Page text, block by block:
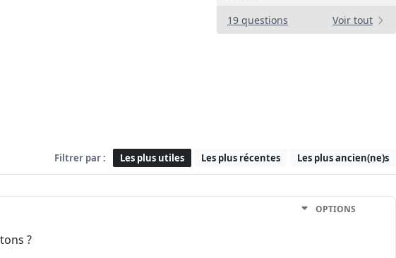
19 questions Voir tout
Filtrer par : Les plus utiles Les plus récentes Les plus ancien(ne)s
OPTIONS
?